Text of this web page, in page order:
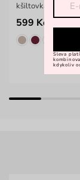
kšiltovka s
599 Kč
Sleva
kdykoliv